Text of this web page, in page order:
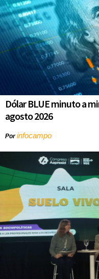
Dólar BLUE minuto a
agosto 2026
Porinfocampo